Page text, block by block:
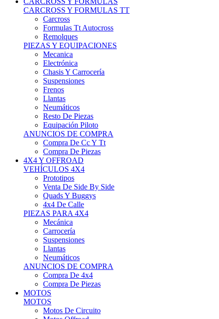
CARCROSS Y FORMULAS TT
Carcross
Formulas Tt Autocross
Remolques
PIEZAS Y EQUIPACIONES
Mecanica
Electrónica
Chasis Y Carrocería
Suspensiones
Frenos
Llantas
Neumáticos
Resto De Piezas
Equipación Piloto
ANUNCIOS DE COMPRA
Compra De Cc Y Tt
Compra De Piezas
4X4 Y OFFROAD
VEHÍCULOS 4X4
Prototipos
Venta De Side By Side
Quads Y Buggys
4x4 De Calle
PIEZAS PARA 4X4
Mecánica
Carrocería
Suspensiones
Llantas
Neumáticos
ANUNCIOS DE COMPRA
Compra De 4x4
Compra De Piezas
MOTOS
MOTOS
Motos De Circuito